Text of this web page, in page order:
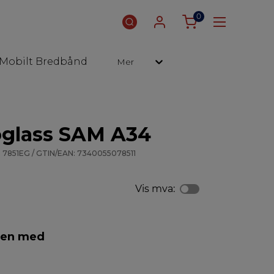
0
Bredbånd Mer
SAM A34
/ GTIN/EAN: 7340055078511
Vis mva:
med